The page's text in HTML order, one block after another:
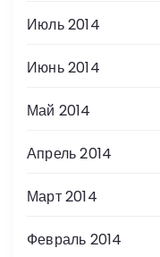
Июль 2014
Июнь 2014
Май 2014
Апрель 2014
Март 2014
Февраль 2014